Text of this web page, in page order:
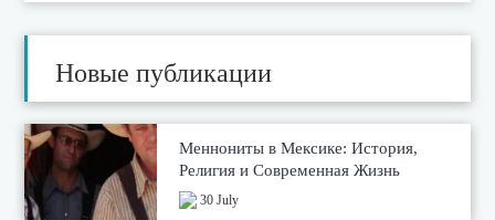
Новые публикации
Меннониты в Мексике: История,
Религия и Современная Жизнь
30 July